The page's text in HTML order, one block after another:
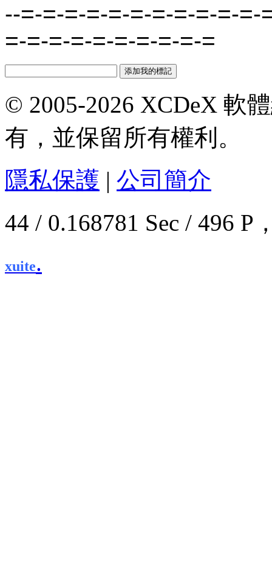
--=-=-=-=-=-=-=-=-=-=-
=-=-=-=-=-=-=-=-=-=
© 2005-2026 XCDeX 軟
有，並保留所有權利。
隱私保護 | 公司簡介
44 / 0.168781 Sec / 496
xuite.